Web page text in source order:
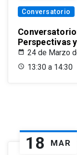
Conversatorio
Perspectivas
24 de Marzo
13:30 a 14:30
18 MAR